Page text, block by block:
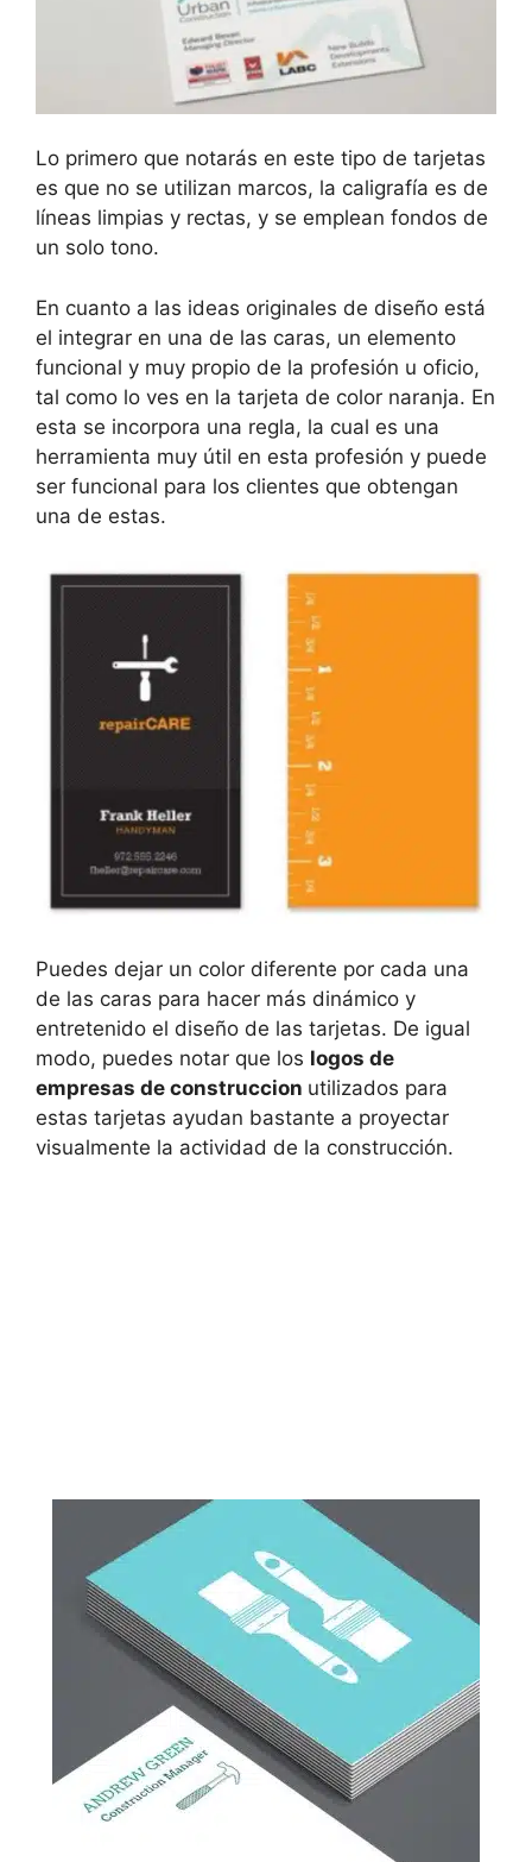
Lo primero que notarás en este tipo de tarjetas
es que no se utilizan marcos, la caligrafía es de
líneas limpias y rectas, y se emplean fondos de
un solo tono.
En cuanto a las ideas originales de diseño está
el integrar en una de las caras, un elemento
funcional y muy propio de la profesión u oficio,
tal como lo ves en la tarjeta de color naranja. En
esta se incorpora una regla, la cual es una
herramienta muy útil en esta profesión y puede
ser funcional para los clientes que obtengan
una de estas.
Puedes dejar un color diferente por cada una
de las caras para hacer más dinámico y
entretenido el diseño de las tarjetas. De igual
modo, puedes notar que los logos de
empresas de construccion utilizados para
estas tarjetas ayudan bastante a proyectar
visualmente la actividad de la construcción.